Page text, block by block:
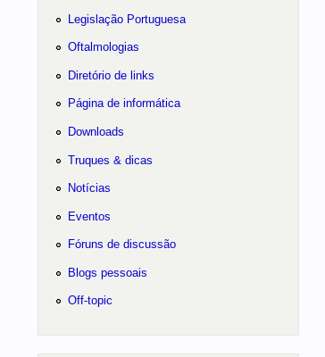
Legislação Portuguesa
Oftalmologias
Diretório de links
Página de informática
Downloads
Truques & dicas
Notícias
Eventos
Fóruns de discussão
Blogs pessoais
Off-topic